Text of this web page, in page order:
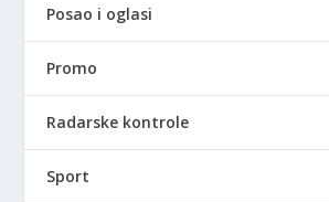
Posao i oglasi
Promo
Radarske kontrole
Sport